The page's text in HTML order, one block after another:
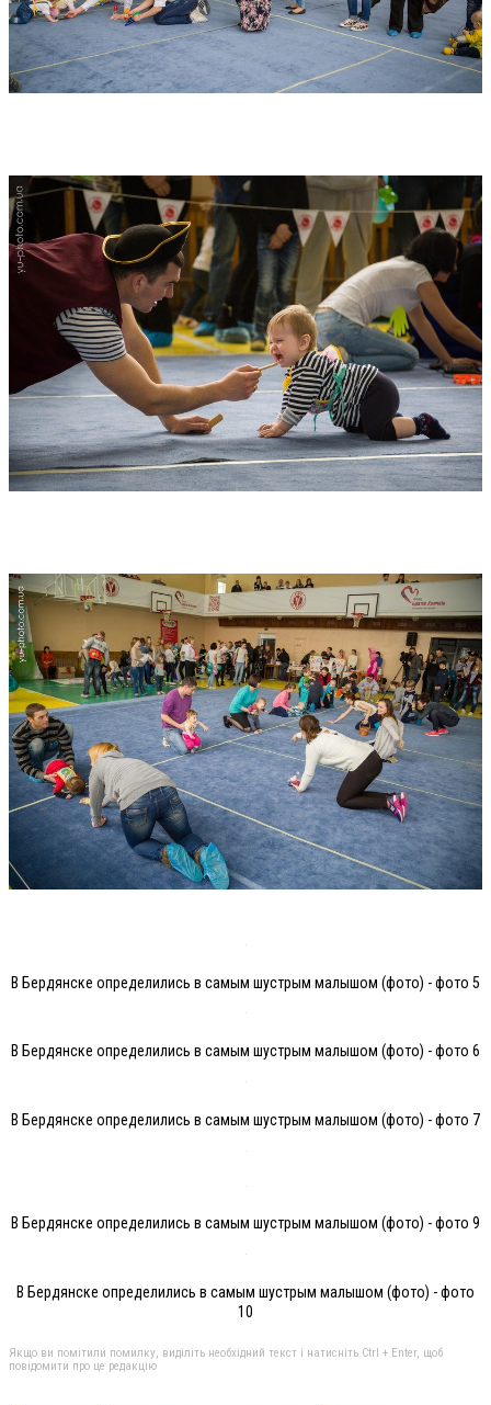
В Бердянске определились в самым шустрым малышом (фото) - фото 5
В Бердянске определились в самым шустрым малышом (фото) - фото 6
В Бердянске определились в самым шустрым малышом (фото) - фото 7
В Бердянске определились в самым шустрым малышом (фото) - фото 9
В Бердянске определились в самым шустрым малышом (фото) - фото
10
Якщо ви помітили помилку, виділіть необхідний текст і натисніть Ctrl + Enter, щоб
повідомити про це редакцію